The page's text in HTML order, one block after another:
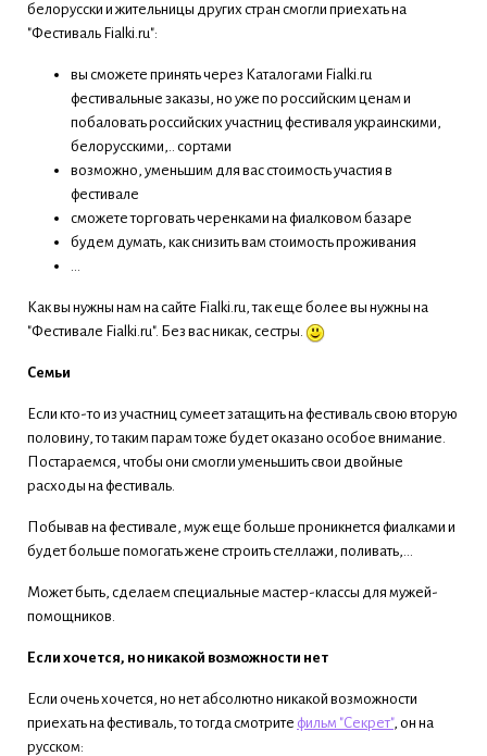
белорусски и жительницы других стран смогли приехать на
"Фестиваль Fialki.ru":
вы сможете принять через Каталогами Fialki.ru
фестивальные заказы, но уже по российским ценам и
побаловать российских участниц фестиваля украинскими,
белорусскими,.. сортами
возможно, уменьшим для вас стоимость участия в
фестивале
сможете торговать черенками на фиалковом базаре
будем думать, как снизить вам стоимость проживания
...
Как вы нужны нам на сайте Fialki.ru, так еще более вы нужны на
"Фестивале Fialki.ru". Без вас никак, сестры.
Семьи
Если кто-то из участниц сумеет затащить на фестиваль свою вторую
половину, то таким парам тоже будет оказано особое внимание.
Постараемся, чтобы они смогли уменьшить свои двойные
расходы на фестиваль.
Побывав на фестивале, муж еще больше проникнется фиалками и
будет больше помогать жене строить стеллажи, поливать,...
Может быть, сделаем специальные мастер-классы для мужей-
помощников.
Если хочется, но никакой возможности нет
Если очень хочется, но нет абсолютно никакой возможности
приехать на фестиваль, то тогда смотрите фильм "Секрет", он на
русском: